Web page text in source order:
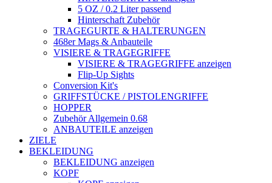
5 OZ / 0.2 Liter passend
Hinterschaft Zubehör
TRAGEGURTE & HALTERUNGEN
468er Mags & Anbauteile
VISIERE & TRAGEGRIFFE
VISIERE & TRAGEGRIFFE anzeigen
Flip-Up Sights
Conversion Kit's
GRIFFSTÜCKE / PISTOLENGRIFFE
HOPPER
Zubehör Allgemein 0.68
ANBAUTEILE anzeigen
ZIELE
BEKLEIDUNG
BEKLEIDUNG anzeigen
KOPF